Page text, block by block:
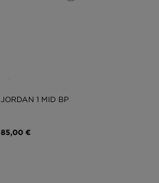
JORDAN 1 MID BP
85,00 €